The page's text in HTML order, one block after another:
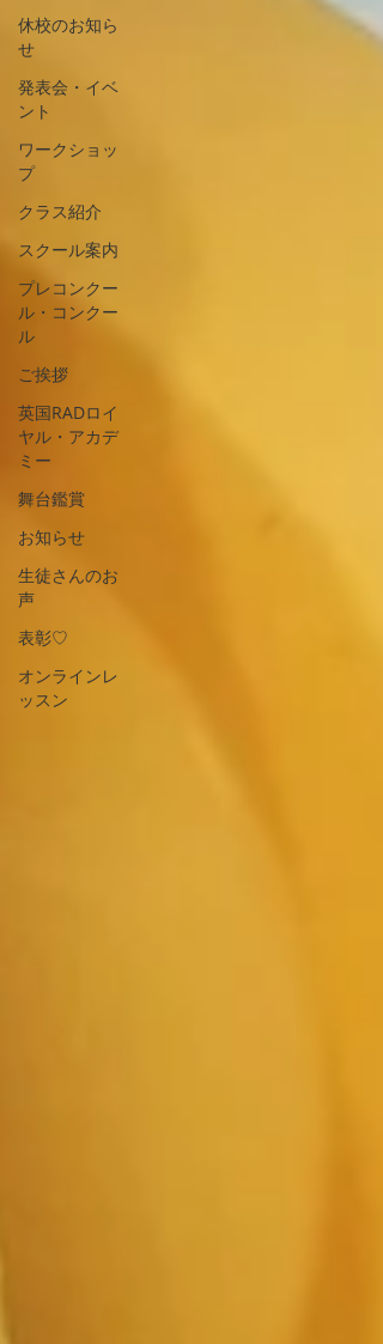
休校のお知ら
せ
発表会・イベ
ント
ワークショッ
プ
クラス紹介
スクール案内
プレコンクー
ル・コンクー
ル
ご挨拶
英国RADロイ
ヤル・アカデ
ミー
舞台鑑賞
お知らせ
生徒さんのお
声
表彰♡
オンラインレ
ッスン